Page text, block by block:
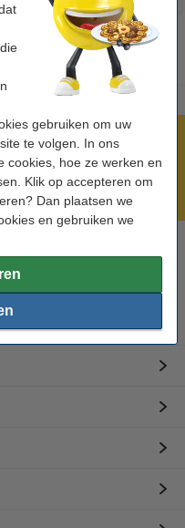
gebruiken om uw
te volgen. In ons
cookies, hoe ze werken en
Klik op accepteren om
Dan plaatsen we
en gebruiken we
huis!
(0)9 39 64 123
17 uur